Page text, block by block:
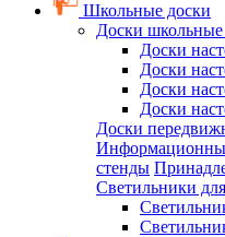
Школьные доски
Доски
Доски
Доски
Доски
Доски
Доски
стенды
Светильники